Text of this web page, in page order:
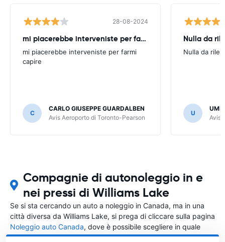
28-08-2024
mi piacerebbe interveniste per farmi
mi piacerebbe interveniste per farmi
capire
C
CARLO GIUSEPPE GUARDALBEN
Avis Aeroporto di Toronto-Pearson
Nulla da
Nulla da
U
Avis
Compagnie di autonoleggio in e
nei pressi di Williams Lake
Se si sta cercando un auto a noleggio in Canada, ma in una
città diversa da Williams Lake, si prega di cliccare sulla pagina
Noleggio auto Canada, dove è possibile scegliere in quale
città in Canada si vuole noleggiare l'auto.